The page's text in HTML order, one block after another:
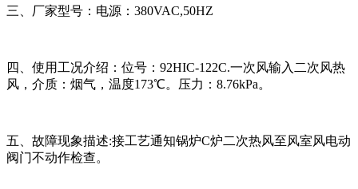
三、厂家型号：电源：380VAC,50HZ
四、使用工况介绍：位号：92HIC-122C.一次风输入二次风热
风，介质：烟气，温度173℃。压力：8.76kPa。
五、故障现象描述:接工艺通知锅炉C炉二次热风至风室风电动
阀门不动作检查。